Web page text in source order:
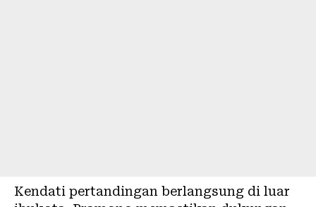
Kendati pertandingan berlangsung di luar